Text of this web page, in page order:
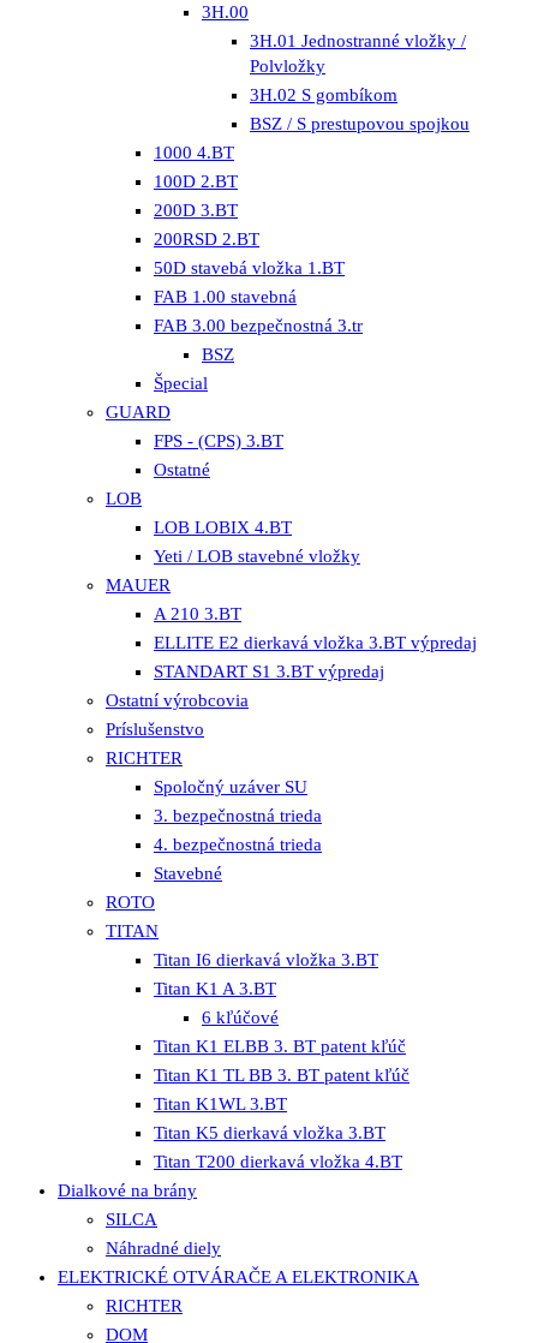
3H.00
3H.01 Jednostranné vložky /
Polvložky
3H.02 S gombíkom
BSZ / S prestupovou spojkou
1000 4.BT
100D 2.BT
200D 3.BT
200RSD 2.BT
50D stavebá vložka 1.BT
FAB 1.00 stavebná
FAB 3.00 bezpečnostná 3.tr
BSZ
Špecial
GUARD
FPS - (CPS) 3.BT
Ostatné
LOB
LOB LOBIX 4.BT
Yeti / LOB stavebné vložky
MAUER
A 210 3.BT
ELLITE E2 dierkavá vložka 3.BT výpredaj
STANDART S1 3.BT výpredaj
Ostatní výrobcovia
Príslušenstvo
RICHTER
Spoločný uzáver SU
3. bezpečnostná trieda
4. bezpečnostná trieda
Stavebné
ROTO
TITAN
Titan I6 dierkavá vložka 3.BT
Titan K1 A 3.BT
6 kľúčové
Titan K1 ELBB 3. BT patent kľúč
Titan K1 TL BB 3. BT patent kľúč
Titan K1WL 3.BT
Titan K5 dierkavá vložka 3.BT
Titan T200 dierkavá vložka 4.BT
Dialkové na brány
SILCA
Náhradné diely
ELEKTRICKÉ OTVÁRAČE A ELEKTRONIKA
RICHTER
DOM